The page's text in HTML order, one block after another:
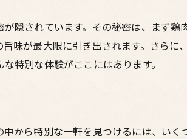
居心地の良いひとときのために
絶品料理を楽しむ方法
隠されています。その秘密は、まず
味が最大限に引き出されます。さら
特別な体験がここにはあります。
から特別な一軒を見つけるには、い